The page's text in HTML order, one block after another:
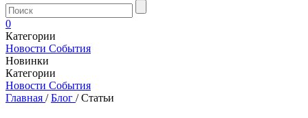
0
Категории
Новости События
Новинки
Категории
Новости События
Главная / Блог / Статьи